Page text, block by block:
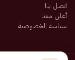
اتصل بنا
أعلن معنا
سياسة الخصوصية